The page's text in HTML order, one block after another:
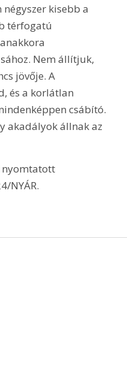
kisebb a
térfogatú
Nem állítjuk,
jövője. A
és a korlátlan
csábító.
akadályok állnak az
nyomtatott
NYÁR.